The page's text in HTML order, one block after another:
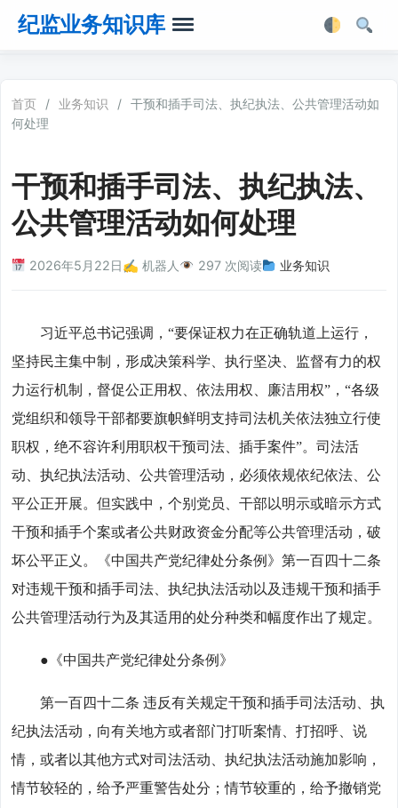
纪监业务知识库
法律法规
业务软件
业务工具箱
首页 / 业务知识 / 干预和插手司法、执纪执法、公共管理活动如
何处理
干预和插手司法、执纪执法、
公共管理活动如何处理
2026年5月22日✍️ 机器人 297 次阅读 业务知识
习近平总书记强调，“要保证权力在正确轨道上运行，
坚持民主集中制，形成决策科学、执行坚决、监督有力的权
力运行机制，督促公正用权、依法用权、廉洁用权”，“各级
党组织和领导干部都要旗帜鲜明支持司法机关依法独立行使
职权，绝不容许利用职权干预司法、插手案件”。司法活
动、执纪执法活动、公共管理活动，必须依规依纪依法、公
平公正开展。但实践中，个别党员、干部以明示或暗示方式
干预和插手个案或者公共财政资金分配等公共管理活动，破
坏公平正义。《中国共产党纪律处分条例》第一百四十二条
对违规干预和插手司法、执纪执法活动以及违规干预和插手
公共管理活动行为及其适用的处分种类和幅度作出了规定。
●《中国共产党纪律处分条例》
第一百四十二条 违反有关规定干预和插手司法活动、执
纪执法活动，向有关地方或者部门打听案情、打招呼、说
情，或者以其他方式对司法活动、执纪执法活动施加影响，
情节较轻的，给予严重警告处分；情节较重的，给予撤销党